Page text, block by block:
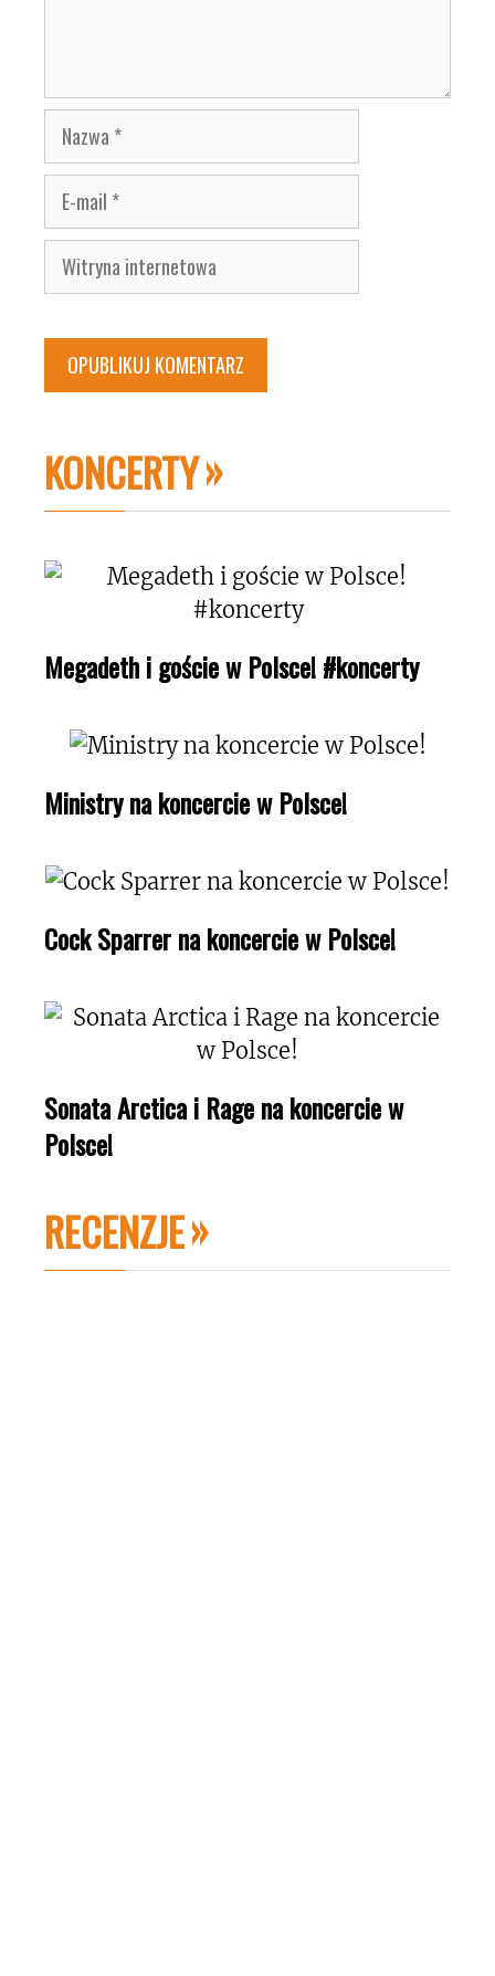
Nazwa
E-
mail
Witryna
internetowa
KONCERTY
Megadeth i goście w Polsce! #koncerty
Ministry na koncercie w Polsce!
Cock Sparrer na koncercie w Polsce!
Sonata Arctica i Rage na koncercie w
Polsce!
RECENZJE